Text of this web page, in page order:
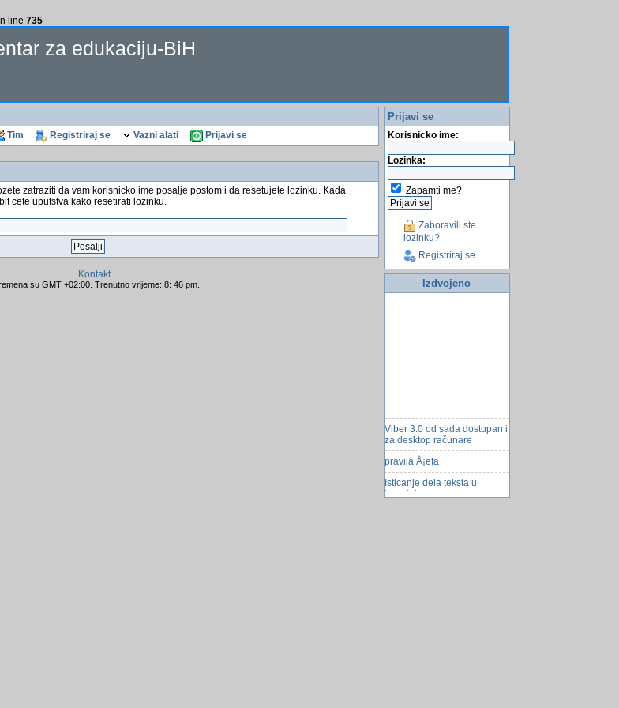
line 735
za edukaciju-BiH
Tim Registriraj se Vazni alati Prijavi se
zatraziti da vam korisnicko ime posalje postom i da resetujete lozinku. Kada
cete uputstva kako resetirati lozinku.
Kontakt
su GMT +02:00. Trenutno vrijeme: 8: 46 pm.
Prijavi se
Korisnicko ime:
Lozinka:
Zapamti me?
Zaboravili ste
lozinku?
Registriraj se
Izdvojeno
Viber 3.0 od sada dostupan i
za desktop računare
pravila Å¡efa
Isticanje dela teksta u
izvestaju